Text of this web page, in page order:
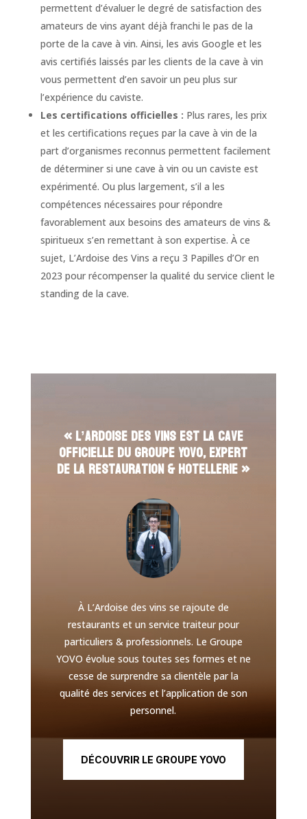
permettent d’évaluer le degré de satisfaction des
amateurs de vins ayant déjà franchi le pas de la
porte de la cave à vin. Ainsi, les avis Google et les
avis certifiés laissés par les clients de la cave à vin
vous permettent d’en savoir un peu plus sur
l’expérience du caviste.
Les certifications officielles : Plus rares, les prix
et les certifications reçues par la cave à vin de la
part d’organismes reconnus permettent facilement
de déterminer si une cave à vin ou un caviste est
expérimenté. Ou plus largement, s’il a les
compétences nécessaires pour répondre
favorablement aux besoins des amateurs de vins &
spiritueux s’en remettant à son expertise. À ce
sujet, L’Ardoise des Vins a reçu 3 Papilles d’Or en
2023 pour récompenser la qualité du service client le
standing de la cave.
« L’Ardoise des Vins est la cave
officielle du Groupe YOVO, expert
de la restauration & hotellerie »
À L’Ardoise des vins se rajoute de
restaurants et un service traiteur pour
particuliers & professionnels. Le Groupe
YOVO évolue sous toutes ses formes et ne
cesse de surprendre sa clientèle par la
qualité des services et l’application de son
personnel.
DÉCOUVRIR LE GROUPE YOVO